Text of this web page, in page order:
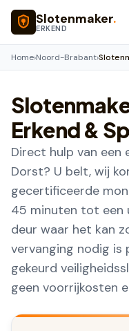
Naar hoofdinhoud
Slotenmaker.
ERKEND
Home›Noord-Brabant›
Erkend &
Direct hulp van een
Dorst? U belt, wij
gecertificeerde
45 minuten tot een
deur waar het kan
vervanging nodig is
gekeurd
geen voorrijkosten